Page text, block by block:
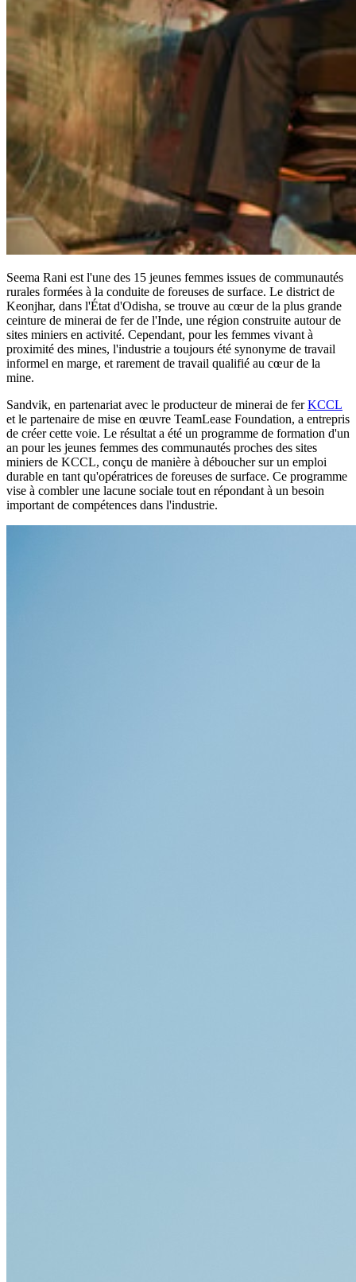
Seema Rani est l'une des 15 jeunes femmes issues de communautés
rurales formées à la conduite de foreuses de surface. Le district de
Keonjhar, dans l'État d'Odisha, se trouve au cœur de la plus grande
ceinture de minerai de fer de l'Inde, une région construite autour de
sites miniers en activité. Cependant, pour les femmes vivant à
proximité des mines, l'industrie a toujours été synonyme de travail
informel en marge, et rarement de travail qualifié au cœur de la
mine.
Sandvik, en partenariat avec le producteur de minerai de ferKCCL
et le partenaire de mise en œuvre TeamLease Foundation, a entrepris
de créer cette voie. Le résultat a été un programme de formation d'un
an pour les jeunes femmes des communautés proches des sites
miniers de KCCL, conçu de manière à déboucher sur un emploi
durable en tant qu'opératrices de foreuses de surface. Ce programme
vise à combler une lacune sociale tout en répondant à un besoin
important de compétences dans l'industrie.